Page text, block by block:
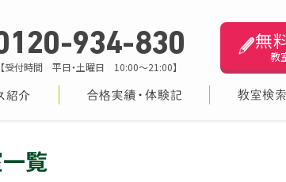
934-830
【受付時間 平日・土曜日 10:00～21:00】
無
教
覧